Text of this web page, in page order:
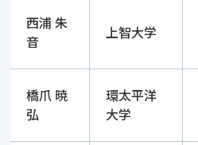
西浦 朱
音
上智大学
橋爪 暁
弘
環太平洋
大学